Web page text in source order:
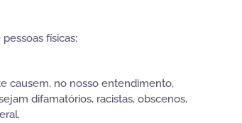
físicas;
causem, no nosso entendimento,
difamatórios, racistas, obscenos,